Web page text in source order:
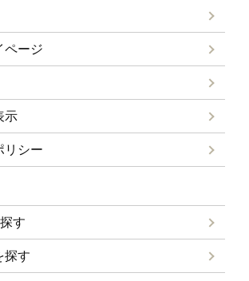
ページ
示
リシー
す
探す